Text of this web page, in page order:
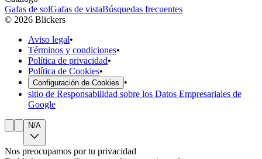
Gafas de solGafas de vistaBúsquedas frecuentes
© 2026 Blickers
Aviso legal•
Términos y condiciones•
Política de privacidad•
Política de Cookies•
Configuración de Cookies
•
sitio de Responsabilidad sobre los Datos Empresariales de
Google
N/A
Nos preocupamos por tu privacidad